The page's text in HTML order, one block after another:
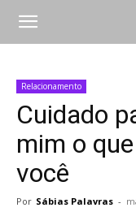
Relacionamento
Cuidado
mim o
você
Por Sábias Palavras -